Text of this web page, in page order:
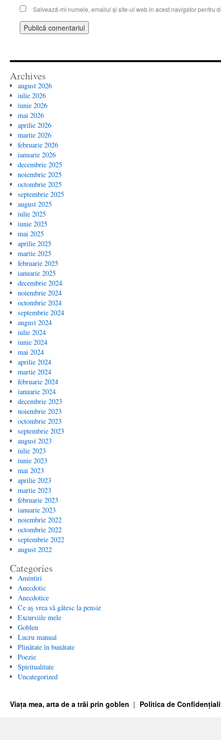
Salvează-mi numele, emailul și site-ul web în acest navigator pentru
Archives
august 2026
iulie 2026
iunie 2026
mai 2026
aprilie 2026
martie 2026
februarie 2026
ianuarie 2026
decembrie 2025
noiembrie 2025
octombrie 2025
septembrie 2025
august 2025
iulie 2025
iunie 2025
mai 2025
aprilie 2025
martie 2025
februarie 2025
ianuarie 2025
decembrie 2024
noiembrie 2024
octombrie 2024
septembrie 2024
august 2024
iulie 2024
iunie 2024
mai 2024
aprilie 2024
martie 2024
februarie 2024
ianuarie 2024
decembrie 2023
noiembrie 2023
octombrie 2023
septembrie 2023
august 2023
iulie 2023
iunie 2023
mai 2023
aprilie 2023
martie 2023
februarie 2023
ianuarie 2023
noiembrie 2022
octombrie 2022
septembrie 2022
august 2022
Categories
Amintiri
Anecdotic
Anecdotice
Ce aș vrea să gătesc la pensie
Excursiile mele
Goblen
Lucru manual
Plinătate în bunătate
Poezie
Spiritualitate
Uncategorized
Viața mea, arta de a trăi prin goblen Politica de